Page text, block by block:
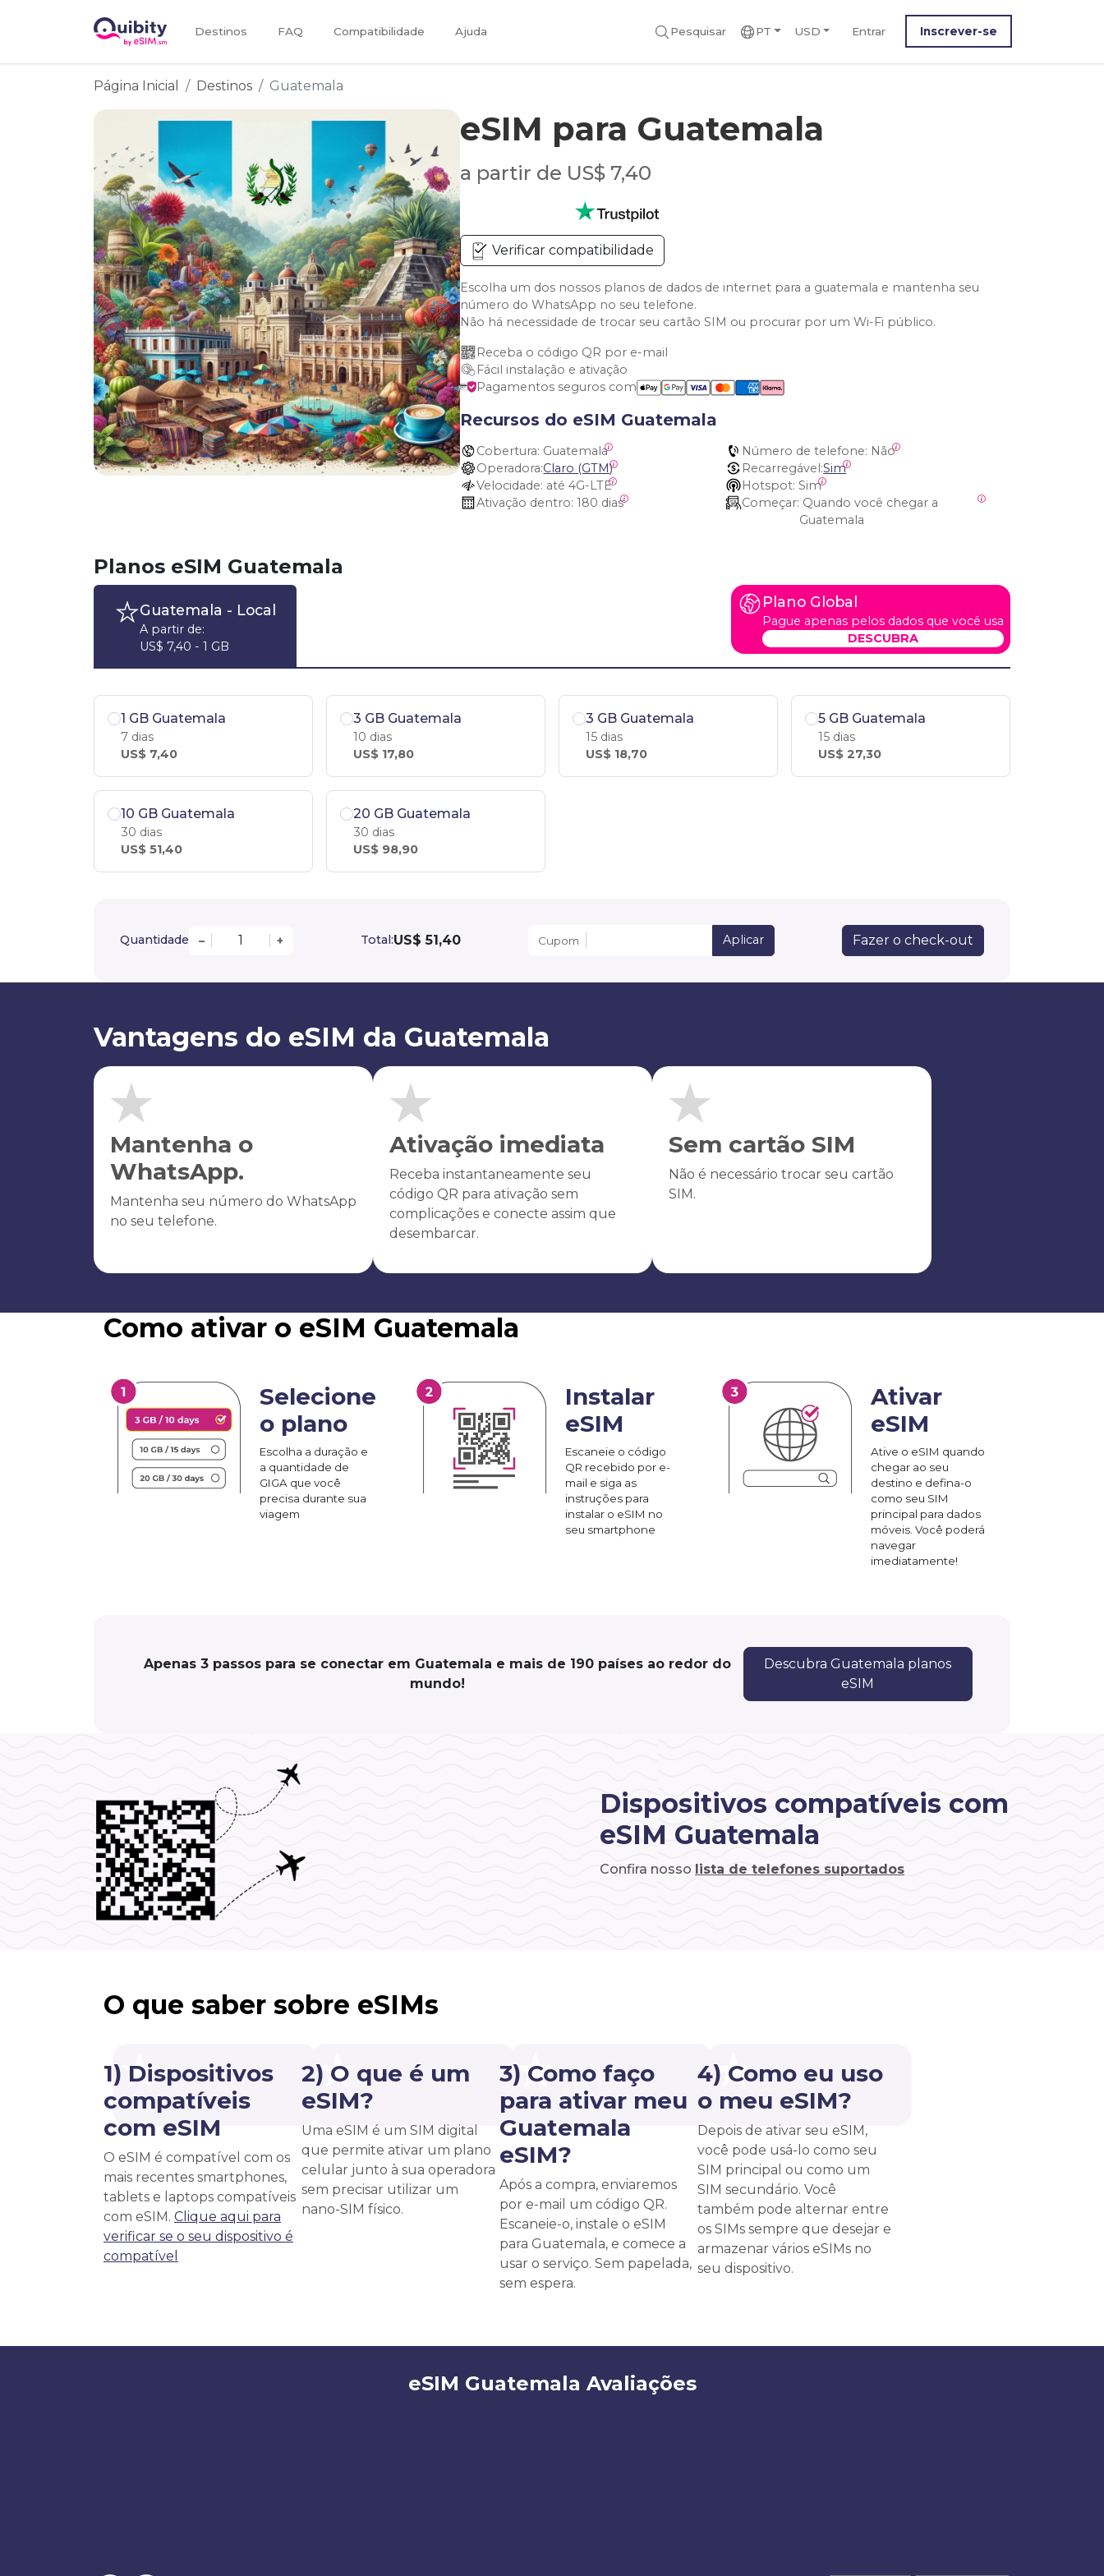
Destinos FAQ Compatibilidade Ajuda Pesquisar PT USD Entrar Inscrever-se
Página Inicial Destinos Guatemala
eSIM para Guatemala
a partir de US$ 7,40
Verificar compatibilidade
Escolha um dos nossos planos de dados de internet para a guatemala e mantenha seu
número do WhatsApp no seu telefone.
Não há necessidade de trocar seu cartão SIM ou procurar por um Wi-Fi público.
Receba o código QR por e-mail
Fácil instalação e ativação
Pagamentos seguros com
Recursos do eSIM Guatemala
Cobertura: Guatemala Número de telefone: Não
Operadora:Claro (GTM) Recarregável:Sim
Velocidade: até 4G-LTE Hotspot: Sim
Ativação dentro: 180 dias Começar:
Guatemala
Planos eSIM Guatemala
Guatemala - Local
A partir de:
US$ 7,40 - 1 GB
Plano Global
Pague apenas pelos dados que você usa
DESCUBRA
1 GB Guatemala
7 dias
US$ 7,40
3 GB Guatemala
10 dias
US$ 17,80
3 GB Guatemala
15 dias
US$ 18,70
5 GB Guatemala
15 dias
US$ 27,30
10 GB Guatemala
30 dias
US$ 51,40
20 GB Guatemala
30 dias
US$ 98,90
Quantidade – + Total:US$ 51,40 Cupom Aplicar Fazer o check-out
Vantagens do eSIM da Guatemala
Mantenha o
WhatsApp.
Mantenha seu número do WhatsApp
no seu telefone.
Ativação imediata
Receba instantaneamente seu
código QR para ativação sem
complicações e conecte assim que
desembarcar.
Sem cartão SIM
Não é necessário trocar seu cartão
SIM.
Como ativar o eSIM Guatemala
Selecione
o plano
Escolha a duração e
a quantidade de
GIGA que você
precisa durante sua
viagem
Instalar
eSIM
Escaneie o código
QR recebido por e-
mail e siga as
instruções para
instalar o eSIM no
seu smartphone
Ativar
eSIM
Ative o eSIM quando
chegar ao seu
destino e defina-o
como seu SIM
principal para dados
móveis. Você poderá
navegar
imediatamente!
Apenas 3 passos para se conectar em Guatemala e mais de 190 países ao redor do
mundo!
Descubra Guatemala planos
eSIM
Dispositivos compatíveis com
eSIM Guatemala
Confira nosso lista de telefones suportados
O que saber sobre eSIMs
1) Dispositivos
compatíveis
com eSIM
O eSIM é compatível com os
mais recentes smartphones,
tablets e laptops compatíveis
com eSIM. Clique aqui para
verificar se o seu dispositivo é
compatível
2) O que é um
eSIM?
Uma eSIM é um SIM digital
que permite ativar um plano
celular junto à sua operadora
sem precisar utilizar um
nano-SIM físico.
3) Como faço
para ativar meu
Guatemala
eSIM?
Após a compra, enviaremos
por e-mail um código QR.
Escaneie-o, instale o eSIM
para Guatemala, e comece a
usar o serviço. Sem papelada,
sem espera.
4) Como eu uso
o meu eSIM?
Depois de ativar seu eSIM,
você pode usá-lo como seu
SIM principal ou como um
SIM secundário. Você
também pode alternar entre
os SIMs sempre que desejar e
armazenar vários eSIMs no
seu dispositivo.
eSIM Guatemala Avaliações